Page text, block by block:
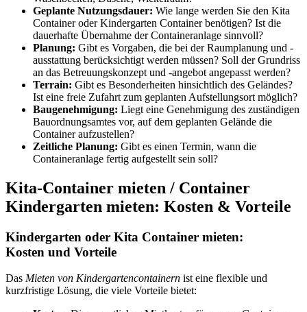
Geplante Nutzungsdauer: Wie lange werden Sie den Kita
Container oder Kindergarten Container benötigen? Ist die
dauerhafte Übernahme der Containeranlage sinnvoll?
Planung: Gibt es Vorgaben, die bei der Raumplanung und -
ausstattung berücksichtigt werden müssen? Soll der Grundriss
an das Betreuungskonzept und -angebot angepasst werden?
Terrain: Gibt es Besonderheiten hinsichtlich des Geländes?
Ist eine freie Zufahrt zum geplanten Aufstellungsort möglich?
Baugenehmigung: Liegt eine Genehmigung des zuständigen
Bauordnungsamtes vor, auf dem geplanten Gelände die
Container aufzustellen?
Zeitliche Planung: Gibt es einen Termin, wann die
Containeranlage fertig aufgestellt sein soll?
Kita-Container mieten / Container
Kindergarten mieten: Kosten & Vorteile
Kindergarten oder Kita Container mieten:
Kosten und Vorteile
Das Mieten von Kindergartencontainern ist eine flexible und
kurzfristige Lösung, die viele Vorteile bietet: